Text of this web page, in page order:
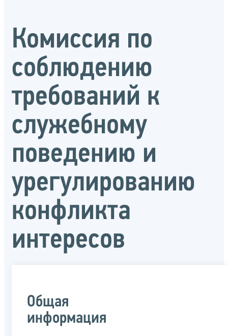
Комиссия по
соблюдению
требований к
служебному
поведению и
урегулированию
конфликта
интересов
Общая
информация